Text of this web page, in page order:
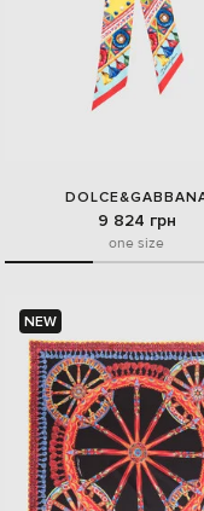
9 824 грн
one size
NEW